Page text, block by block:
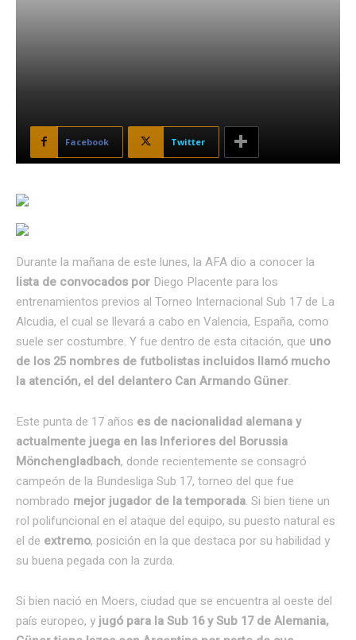
Facebook Twitter
Durante la mañana de este lunes, la AFA dio a conocer la
lista de convocados por Diego Placente para los
entrenamientos previos al Torneo Internacional Sub 17 de La
Alcudia, el cual se llevará a cabo en Valencia, España, como
suele ser costumbre. Y fue dentro de esta citación, que uno
de los 25 nombres de futbolistas incluidos llamó mucho
la atención, el del delantero Can Armando Güner.
Este punta de 17 años es de nacionalidad alemana y
actualmente juega en las Inferiores del Borussia
Mönchengladbach, donde recientemente se consagró
campeón de la Bundesliga Sub 17, torneo del que fue
nombrado mejor jugador de la temporada. Si bien tiene un
rol polifuncional en el ataque del equipo, su puesto natural es
el de extremo, posición en la que destaca por su habilidad y
su buena pegada con la zurda.
Si bien nació en Moers, ciudad que se encuentra al oeste del
país europeo, y jugó para la Sub 16 y Sub 17 de Alemania,